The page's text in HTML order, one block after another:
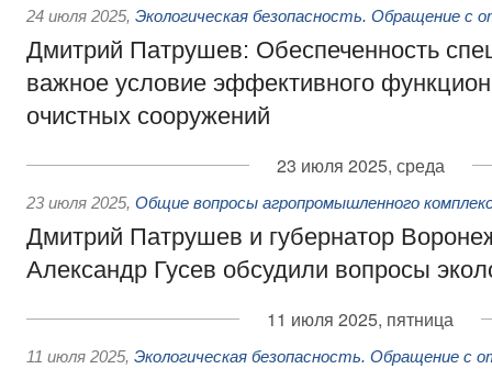
24 июля 2025, Экологическая безопасность. Обращение с
Дмитрий Патрушев: Обеспеченность
важное условие эффективного
очистных сооружений
23 июля 2025, среда
23 июля 2025, Общие вопросы агропромышленного
Дмитрий Патрушев и губернатор
Александр Гусев обсудили вопросы
11 июля 2025, пятница
11 июля 2025, Экологическая безопасность. Обращение с